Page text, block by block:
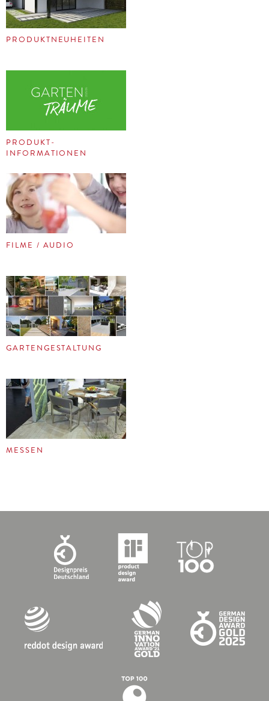
PRODUKTNEUHEITEN
PRODUKT-
INFORMATIONEN
FILME / AUDIO
GARTENGESTALTUNG
MESSEN